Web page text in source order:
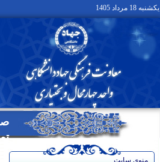
یکشنبه 18 مرداد 1405
منوی سایت